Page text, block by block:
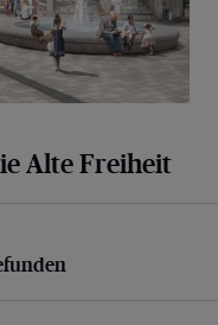
Alte Freiheit